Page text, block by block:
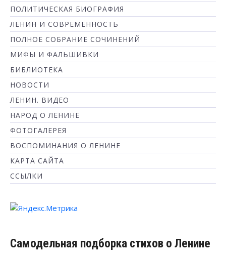
ПОЛИТИЧЕСКАЯ БИОГРАФИЯ
ЛЕНИН И СОВРЕМЕННОСТЬ
ПОЛНОЕ СОБРАНИЕ СОЧИНЕНИЙ
МИФЫ И ФАЛЬШИВКИ
БИБЛИОТЕКА
НОВОСТИ
ЛЕНИН. ВИДЕО
НАРОД О ЛЕНИНЕ
ФОТОГАЛЕРЕЯ
ВОСПОМИНАНИЯ О ЛЕНИНЕ
КАРТА САЙТА
ССЫЛКИ
Самодельная подборка стихов о Ленине